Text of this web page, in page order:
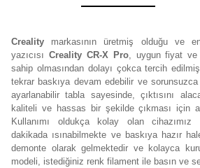
Creality markasının üretmiş olduğu ve
yazıcısı Creality CR-X Pro, uygun fiyat ve
sahip olmasından dolayı çokca tercih
tekrar baskıya devam edebilir ve
ayarlanabilir tabla sayesinde, çıktısını
kaliteli ve hassas bir şekilde çıkması için
Kullanımı oldukça kolay olan cihazımız
dakikada ısınabilmekte ve baskıya hazır
demonte olarak gelmektedir ve kolayca
modeli, istediğiniz renk filament ile basın ve